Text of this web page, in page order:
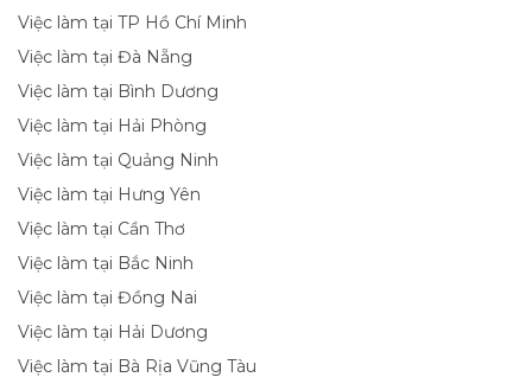
Việc làm tại TP Hồ Chí Minh
Việc làm tại Đà Nẵng
Việc làm tại Bình Dương
Việc làm tại Hải Phòng
Việc làm tại Quảng Ninh
Việc làm tại Hưng Yên
Việc làm tại Cần Thơ
Việc làm tại Bắc Ninh
Việc làm tại Đồng Nai
Việc làm tại Hải Dương
Việc làm tại Bà Rịa Vũng Tàu